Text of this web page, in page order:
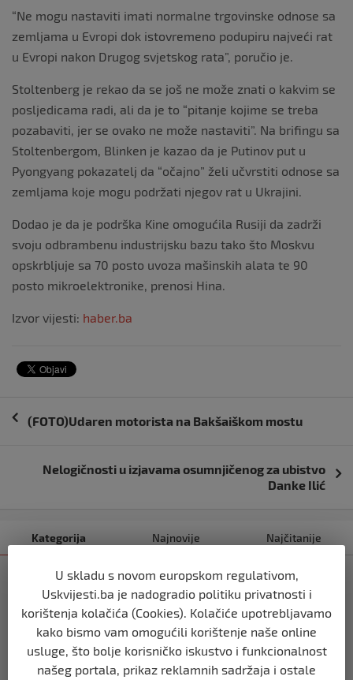
“Ne mogu nastaviti imati normalne trgovinske odnose sa
zemljama u Evropi dok istovremeno podupiru najveći rat
u Evropi nakon Drugog svjetskog rata”, poručio je.
Stoltenberg je rekao da se još ne može znati o kakvim se
posljedicama radi, ali da je to “pitanje kojime se treba
pozabaviti, jer se ovako ne može nastaviti”. Na brifingu sa
Stoltenbergom, Blinken je kazao da je Putinov put u
Pyongyang pokazatelj da “očajno” želi učvrstiti odnose sa
zemljama koje mogu podržati njegov rat u Ukrajini.
Dodao je da je podrška Kine omogućila Rusiji da zadrži
svoju odbrambenu industrijsku bazu tako što Moskvu
opskrbljuje sa 70 posto uvoza mašinskih alata te 90
posto mikroelektronike, prenosi Hina.
Izvor vijesti: haber.ba
Navigacija
objava
(FOTO)Udaren motorista na Bakšaiškom mostu
Nelogičnosti u izjavama osumnjičenog za ubistvo
Danke Ilić
Kategorija Najnovije Najčitanije
SVIJET
Italijanski kapetan iz flotile za Gazu
primio islam nakon što su izraelske
snage prekinule molitvu njegove
posade
prije 10 mjeseci
U skladu s novom europskom regulativom,
Uskvijesti.ba je nadogradio politiku privatnosti i
korištenja kolačića (Cookies). Kolačiće upotrebljavamo
kako bismo vam omogućili korištenje naše online
usluge, što bolje korisničko iskustvo i funkcionalnost
našeg portala, prikaz reklamnih sadržaja i ostale